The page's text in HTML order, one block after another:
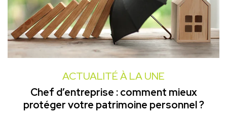
ACTUALITÉ À LA UNE
Chef d’entreprise : comment mieux
protéger votre patrimoine personnel ?